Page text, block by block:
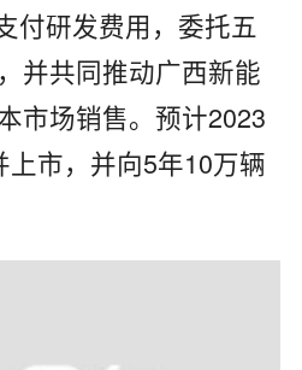
付研发费用，委托五
并共同推动广西新能
市场销售。预计2023
市，并向5年10万辆